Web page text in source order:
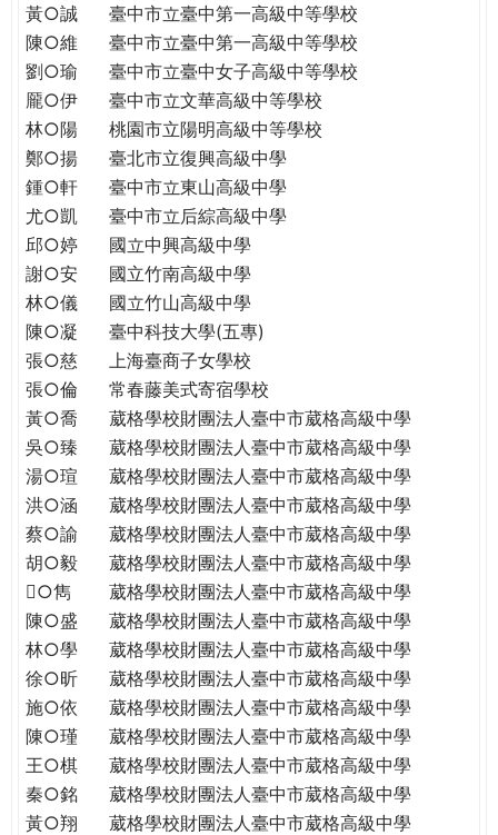
格。
民。
WAGOR
TODAY
THE
WORLD
TOMORROW
PUTTING
YOU
THE
PATH
GLOBAL
CITIZENSHIP
r
e
黃○誠
臺中市立臺中第一高級中等學校
陳○維
臺中市立臺中第一高級中等學校
劉○瑜
臺中市立臺中女子高級中等學校
龎○伊
臺中市立文華高級中等學校
林○陽
桃園市立陽明高級中等學校
鄭○揚
臺北市立復興高級中學
鍾○軒
臺中市立東山高級中學
尤○凱
臺中市立后綜高級中學
邱○婷
國立中興高級中學
謝○安
國立竹南高級中學
林○儀
國立竹山高級中學
陳○凝
臺中科技大學(五專)
張○慈
上海臺商子女學校
張○倫
常春藤美式寄宿學校
黃○喬
葳格學校財團法人臺中市葳格高級中學
吳○臻
葳格學校財團法人臺中市葳格高級中學
湯○瑄
葳格學校財團法人臺中市葳格高級中學
洪○涵
葳格學校財團法人臺中市葳格高級中學
蔡○諭
葳格學校財團法人臺中市葳格高級中學
胡○毅
葳格學校財團法人臺中市葳格高級中學
○雋
葳格學校財團法人臺中市葳格高級中學
陳○盛
葳格學校財團法人臺中市葳格高級中學
林○學
葳格學校財團法人臺中市葳格高級中學
徐○昕
葳格學校財團法人臺中市葳格高級中學
施○依
葳格學校財團法人臺中市葳格高級中學
陳○瑾
葳格學校財團法人臺中市葳格高級中學
王○棋
葳格學校財團法人臺中市葳格高級中學
秦○銘
葳格學校財團法人臺中市葳格高級中學
黃○翔
葳格學校財團法人臺中市葳格高級中學